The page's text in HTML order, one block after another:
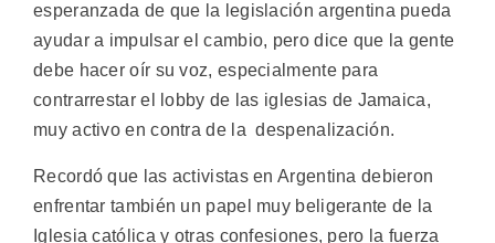
esperanzada de que la legislación argentina pueda
ayudar a impulsar el cambio, pero dice que la gente
debe hacer oír su voz, especialmente para
contrarrestar el lobby de las iglesias de Jamaica,
muy activo en contra de la despenalización.
Recordó que las activistas en Argentina debieron
enfrentar también un papel muy beligerante de la
Iglesia católica y otras confesiones, pero la fuerza